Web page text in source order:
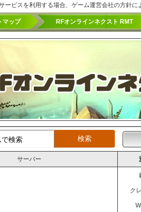
ービスを利用する場合、ゲーム運営会社の方針
マップ RFオンラインネクスト RMT
サーバー
ク